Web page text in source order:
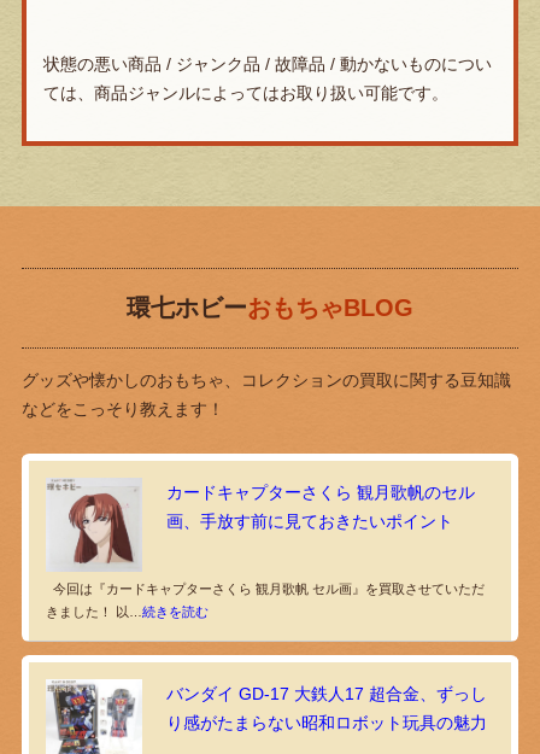
状態の悪い商品 / ジャンク品 / 故障品 / 動かないものについ
ては、商品ジャンルによってはお取り扱い可能です。
環七ホビーおもちゃBLOG
グッズや懐かしのおもちゃ、コレクションの買取に関する豆知識
などをこっそり教えます！
カードキャプターさくら 観月歌帆のセル
画、手放す前に見ておきたいポイント
今回は『カードキャプターさくら 観月歌帆 セル画』を買取させていただ
きました！ 以… 続きを読む
バンダイ GD-17 大鉄人17 超合金、ずっし
り感がたまらない昭和ロボット玩具の魅力